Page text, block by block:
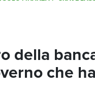
della
che